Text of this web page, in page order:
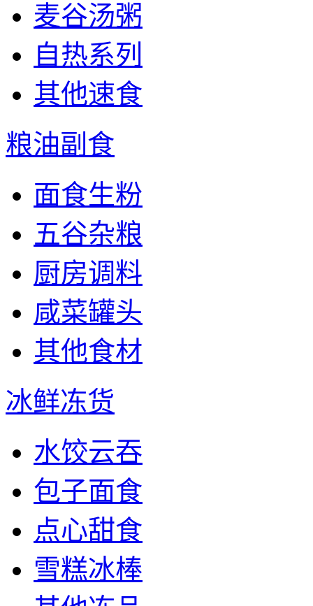
麦谷汤粥
自热系列
其他速食
粮油副食
面食生粉
五谷杂粮
厨房调料
咸菜罐头
其他食材
冰鲜冻货
水饺云吞
包子面食
点心甜食
雪糕冰棒